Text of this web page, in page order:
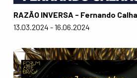
RAZÃO INVERSA - Fernando
13.03.2024 - 16.06.2024